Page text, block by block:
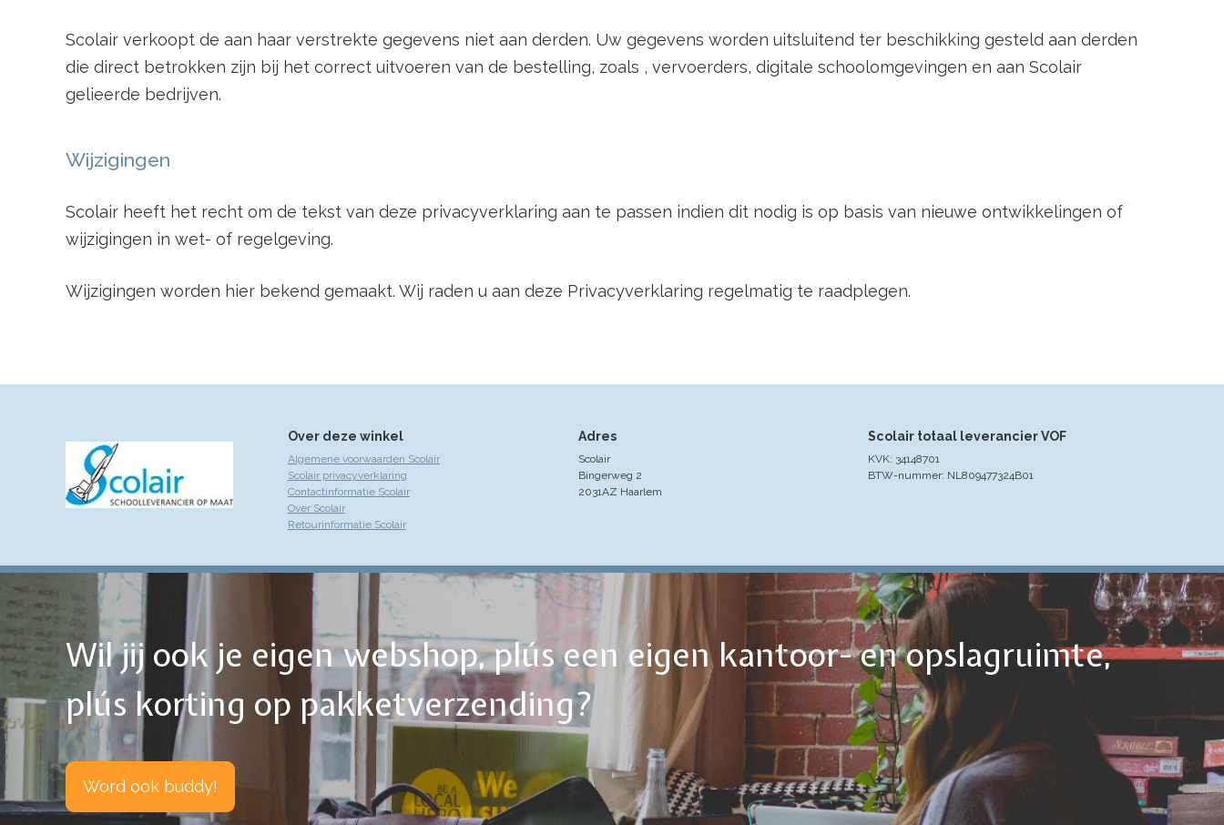
Scolair verkoopt de aan haar verstrekte gegevens niet aan derden. Uw gegevens worden uitsluitend ter beschikking gesteld aan derden
die direct betrokken zijn bij het correct uitvoeren van de bestelling, zoals , vervoerders, digitale schoolomgevingen en aan Scolair
gelieerde bedrijven.
Wijzigingen
Scolair heeft het recht om de tekst van deze privacyverklaring aan te passen indien dit nodig is op basis van nieuwe ontwikkelingen of
wijzigingen in wet- of regelgeving.
Wijzigingen worden hier bekend gemaakt. Wij raden u aan deze Privacyverklaring regelmatig te raadplegen.
Over deze winkel
Algemene voorwaarden Scolair
Scolair privacyverklaring
Contactinformatie Scolair
Over Scolair
Retourinformatie Scolair
Adres
Scolair
Bingerweg 2
2031AZ Haarlem
Scolair totaal leverancier VOF
KVK: 34148701
BTW-nummer: NL809477324B01
Wil jij ook je eigen webshop, plús een eigen kantoor- en opslagruimte,
plús korting op pakketverzending?
Word ook buddy!